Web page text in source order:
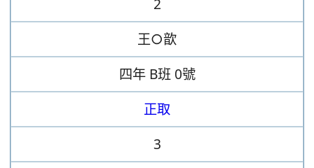
2
王○歆
四年 B班 0號
正取
3